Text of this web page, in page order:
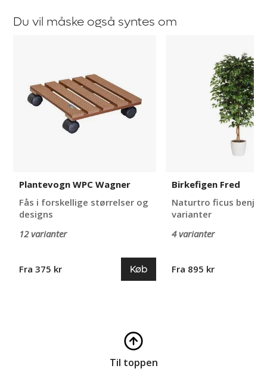
Du vil måske også syntes om
Plantevogn WPC Wagner
Fås i forskellige størrelser og
designs
12 varianter
Fra 375 kr Køb
Birkefigen Fred
Naturtro ficus
varianter
4 varianter
Fra 895 kr
Til toppen